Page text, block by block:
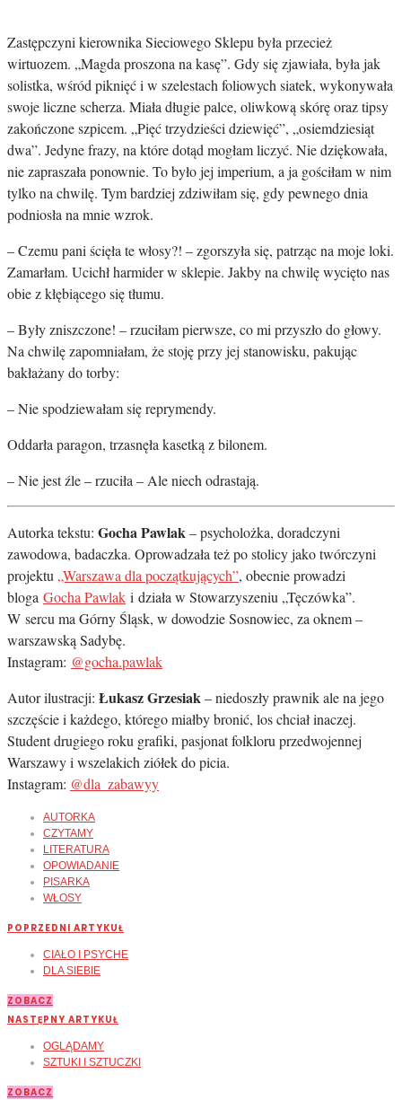
Zastępczyni kierownika Sieciowego Sklepu była przecież
wirtuozem. „Magda proszona na kasę”. Gdy się zjawiała, była jak
solistka, wśród piknięć i w szelestach foliowych siatek, wykonywała
swoje liczne scherza. Miała długie palce, oliwkową skórę oraz tipsy
zakończone szpicem. „Pięć trzydzieści dziewięć”, „osiemdziesiąt
dwa”. Jedyne frazy, na które dotąd mogłam liczyć. Nie dziękowała,
nie zapraszała ponownie. To było jej imperium, a ja gościłam w nim
tylko na chwilę. Tym bardziej zdziwiłam się, gdy pewnego dnia
podniosła na mnie wzrok.
– Czemu pani ścięła te włosy?! – zgorszyła się, patrząc na moje loki.
Zamarłam. Ucichł harmider w sklepie. Jakby na chwilę wycięto nas
obie z kłębiącego się tłumu.
– Były zniszczone! – rzuciłam pierwsze, co mi przyszło do głowy.
Na chwilę zapomniałam, że stoję przy jej stanowisku, pakując
bakłażany do torby:
– Nie spodziewałam się reprymendy.
Oddarła paragon, trzasnęła kasetką z bilonem.
– Nie jest źle – rzuciła – Ale niech odrastają.
Autorka tekstu: Gocha Pawlak– psycholożka, doradczyni
zawodowa, badaczka. Oprowadzała też po stolicy jako twórczyni
projektu „Warszawa dla początkujących”, obecnie prowadzi
bloga Gocha Pawlak i działa w Stowarzyszeniu „Tęczówka”.
W sercu ma Górny Śląsk, w dowodzie Sosnowiec, za oknem –
warszawską Sadybę.
Instagram: @gocha.pawlak
Autor ilustracji: Łukasz Grzesiak– niedoszły prawnik ale na jego
szczęście i każdego, którego miałby bronić, los chciał inaczej.
Student drugiego roku grafiki, pasjonat folkloru przedwojennej
Warszawy i wszelakich ziółek do picia.
Instagram: @dla_zabawyy
AUTORKA
CZYTAMY
LITERATURA
OPOWIADANIE
PISARKA
WŁOSY
POPRZEDNI ARTYKUŁ
CIAŁO I PSYCHE
DLA SIEBIE
ZOBACZ
NASTĘPNY ARTYKUŁ
OGLĄDAMY
SZTUKI I SZTUCZKI
ZOBACZ